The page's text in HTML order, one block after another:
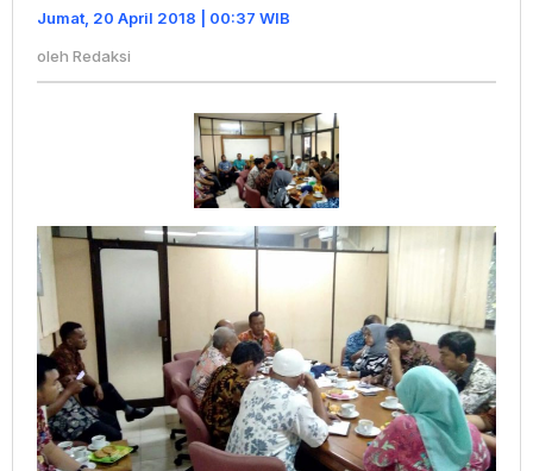
Publik
Rawan,
Kita
Ini
Pelayan
Masyarakat
Jumat, 20 April 2018 | 00:37 WIB
oleh Redaksi